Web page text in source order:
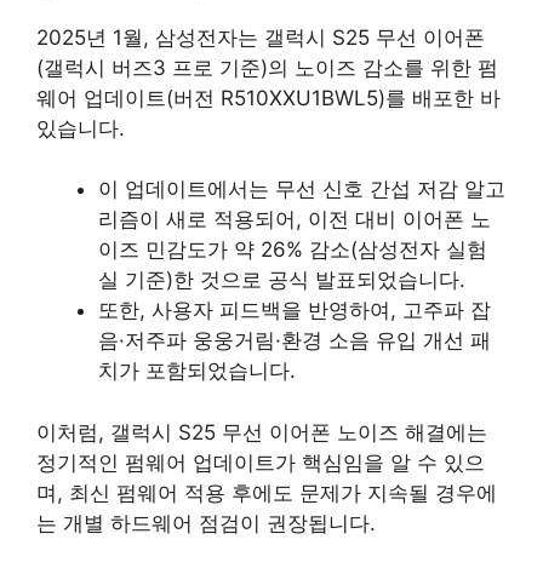
2025년 1월, 삼성전자는 갤럭시 S25 무선 이어폰
(갤럭시 버즈3 프로 기준)의 노이즈 감소를 위한 펌
웨어 업데이트(버전 R510XXU1BWL5)를 배포한 바
있습니다.
이 업데이트에서는 무선 신호 간섭 저감 알고
리즘이 새로 적용되어, 이전 대비 이어폰 노
이즈 민감도가 약 26% 감소(삼성전자 실험
실 기준)한 것으로 공식 발표되었습니다.
또한, 사용자 피드백을 반영하여, 고주파 잡
음·저주파 웅웅거림·환경 소음 유입 개선 패
치가 포함되었습니다.
이처럼, 갤럭시 S25 무선 이어폰 노이즈 해결에는
정기적인 펌웨어 업데이트가 핵심임을 알 수 있으
며, 최신 펌웨어 적용 후에도 문제가 지속될 경우에
는 개별 하드웨어 점검이 권장됩니다.